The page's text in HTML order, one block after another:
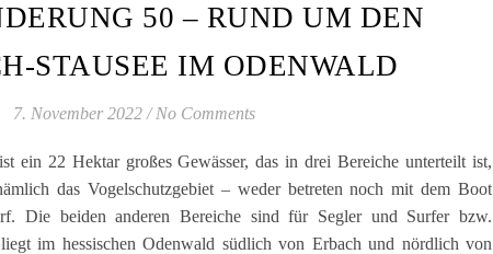
50 – RUND UM DEN
STAUSEE IM ODENWALD
7. November 2022 / No Comments
ein 22 Hektar großes Gewässer, das in drei Bereiche unterteilt ist,
das Vogelschutzgebiet – weder betreten noch mit dem Boot
Die beiden anderen Bereiche sind für Segler und Surfer bzw.
im hessischen Odenwald südlich von Erbach und nördlich von